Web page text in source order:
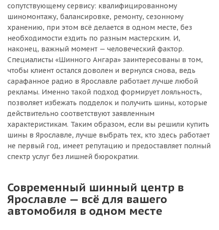
сопутствующему сервису: квалифицированному
шиномонтажу, балансировке, ремонту, сезонному
хранению, при этом всё делается в одном месте, без
необходимости ездить по разным мастерским. И,
наконец, важный момент — человеческий фактор.
Специалисты «Шинного Ангара» заинтересованы в том,
чтобы клиент остался доволен и вернулся снова, ведь
сарафанное радио в Ярославле работает лучше любой
рекламы. Именно такой подход формирует лояльность,
позволяет избежать подделок и получить шины, которые
действительно соответствуют заявленным
характеристикам. Таким образом, если вы решили купить
шины в Ярославле, лучше выбрать тех, кто здесь работает
не первый год, имеет репутацию и предоставляет полный
спектр услуг без лишней бюрократии.
Современный шинный центр в
Ярославле — всё для вашего
автомобиля в одном месте